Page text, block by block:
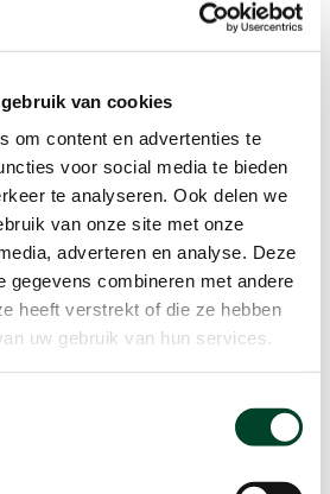
van cookies
om content en advertenties te
voor social media te bieden
te analyseren. Ook delen we
van onze site met onze
adverteren en analyse. Deze
gegevens combineren met andere
heeft verstrekt of die ze hebben
uw gebruik van hun services.
het laatste nieuws, verhalen,
rondom Kansfonds